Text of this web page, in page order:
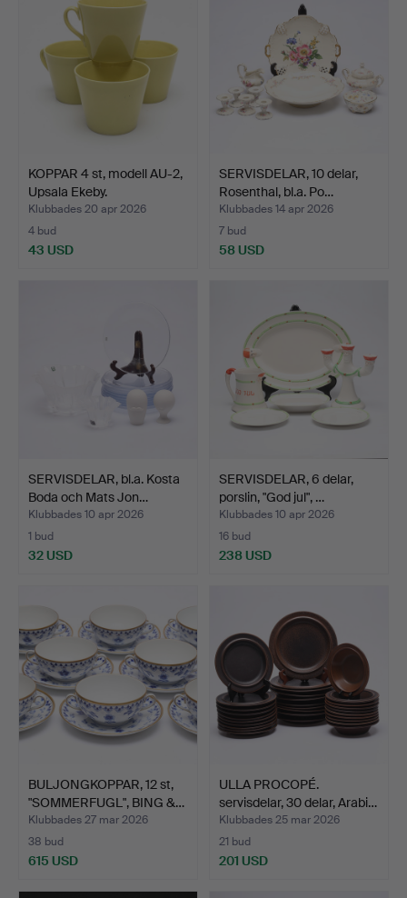
KOPPAR 4 st, modell AU-2,
Upsala Ekeby.
Klubbades 20 apr 2026
4 bud
43 USD
SERVISDELAR, 10 delar,
Rosenthal, bl.a. Po…
Klubbades 14 apr 2026
7 bud
58 USD
SERVISDELAR, bl.a. Kosta
Boda och Mats Jon…
Klubbades 10 apr 2026
1 bud
32 USD
SERVISDELAR, 6 delar,
porslin, "God jul", …
Klubbades 10 apr 2026
16 bud
238 USD
BULJONGKOPPAR, 12 st,
"SOMMERFUGL", BING &…
Klubbades 27 mar 2026
38 bud
615 USD
ULLA PROCOPÉ.
servisdelar, 30 delar, Arabi…
Klubbades 25 mar 2026
21 bud
201 USD